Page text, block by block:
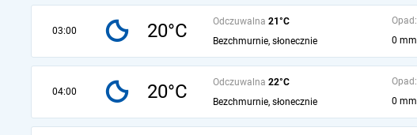
03:00 20°C Odczuwalna 21°C
Bezchmurnie, słonecznie
Opad:
0 mm
04:00 20°C Odczuwalna 22°C
Bezchmurnie, słonecznie
Opad:
0 mm